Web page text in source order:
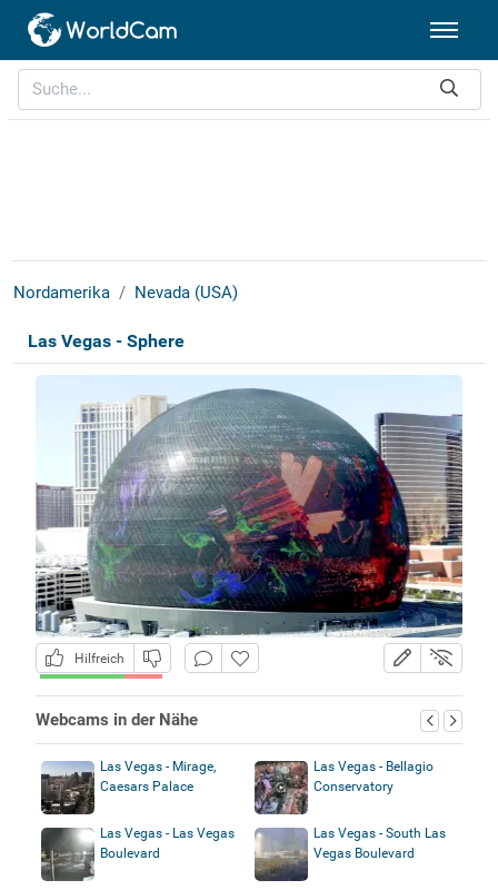
Nordamerika Nevada (USA)
Las Vegas - Sphere
Hilfreich
Webcams in der Nähe
Las Vegas - Mirage,
Caesars Palace
Las Vegas - Bellagio
Conservatory
Las Vegas - Las Vegas
Boulevard
Las Vegas - South Las
Vegas Boulevard